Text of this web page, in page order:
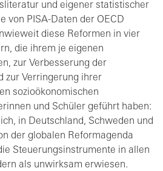
und eigener statistischer
von PISA-Daten der OECD
diese Reformen in vier
die ihrem je eigenen
zur Verbesserung der
zur Verringerung ihrer
sozioökonomischen
und Schüler geführt haben:
in Deutschland, Schweden und
der globalen Reformagenda
Steuerungsinstrumente in allen
als unwirksam erwiesen.